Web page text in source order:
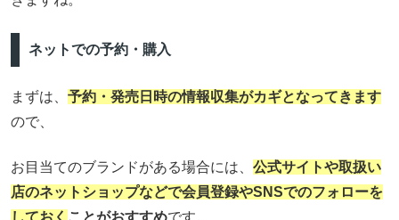
ネットでの予約・購入
まずは、 予約・発売日時の情報収集がカギとなってきます
ので、
お目当てのブランドがある場合には、 公式サイトや取扱い
店のネットショップなどで会員登録やSNSでのフォローを
しておく ことがおすすめです。